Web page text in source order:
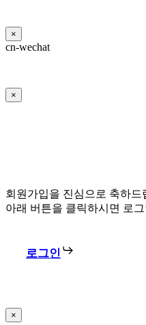
×
cn-wechat
×
회원가입을 진심으로 축하드
아래 버튼을 클릭하시면 로
로그인
×